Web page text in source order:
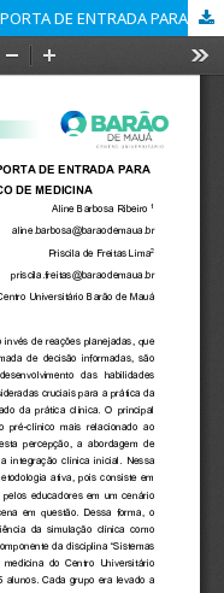
SIMULAÇÃO BÁSICO-CLÍNICA COMO PORTA DE ENTRADA PARA A PRÁTICA NO CICLO BÁSICO DE MEDICINA